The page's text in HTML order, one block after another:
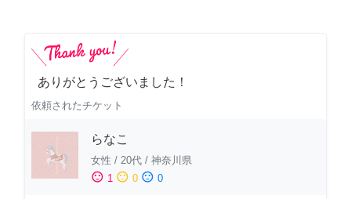
ありがとうございました！
依頼されたチケット
らなこ
女性 / 20代 / 神奈川県
sentiment_satisfied 1 sentiment_neutral 0 sentiment_dissatisfied 0